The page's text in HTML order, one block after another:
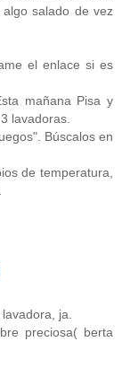
salado de vez
el enlace si es
mañana Pisa y
lavadoras.
Búscalos en
de temperatura,
ja.
preciosa( berta